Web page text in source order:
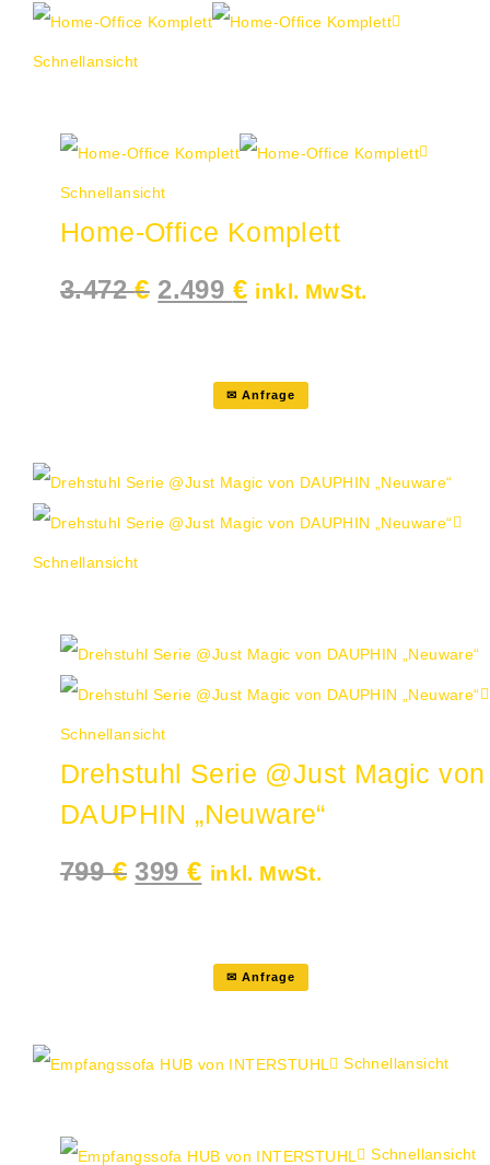
Schnellansicht
✉ Anfrage
Schnellansicht
Home-Office Komplett
3.472€ Ursprünglicher
Preis
2.499 €Aktueller
Preis
inkl. MwSt.
Schnellansicht
✉ Anfrage
Schnellansicht
Drehstuhl Serie @Just Magic von
DAUPHIN „Neuware“
799€ Ursprünglicher
Preis
399€Aktueller
Preis
inkl. MwSt.
Schnellansicht
Schnellansicht